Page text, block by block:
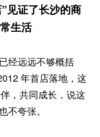
见证了长沙的商
生活
经远远不够概括
年首店落地，这
，共同成长，说这
夸张。